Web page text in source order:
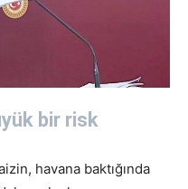
bir risk
havana baktığında